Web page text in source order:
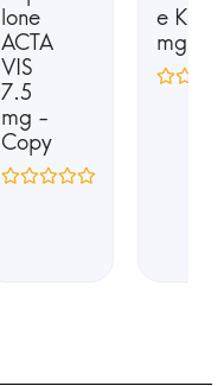
lone
ACTA
VIS
7.5
mg -
Copy
e K25
mg